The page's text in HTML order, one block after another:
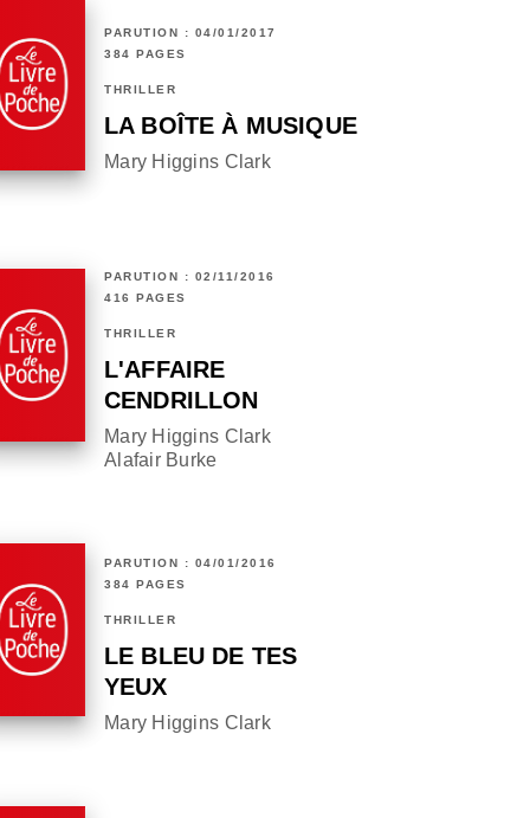
PARUTION : 04/01/2017
384 PAGES
THRILLER
LA BOÎTE À MUSIQUE
Mary Higgins Clark
PARUTION : 02/11/2016
416 PAGES
THRILLER
L'AFFAIRE
CENDRILLON
Mary Higgins Clark
Alafair Burke
PARUTION : 04/01/2016
384 PAGES
THRILLER
LE BLEU DE TES
YEUX
Mary Higgins Clark